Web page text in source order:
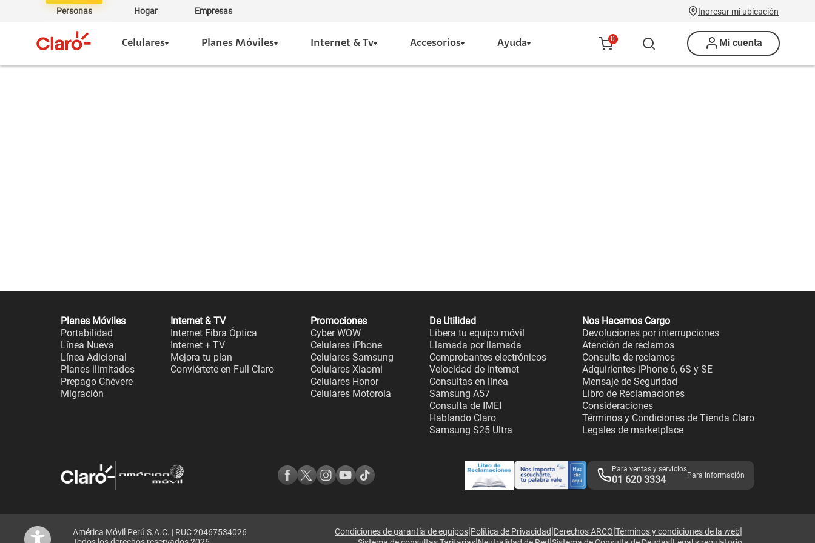
Personas Hogar Empresas Ingresar mi ubicación
Celulares Planes Móviles Internet & Tv Accesorios Ayuda 0 Mi cuenta
Planes Móviles
Portabilidad
Línea Nueva
Línea Adicional
Planes ilimitados
Prepago Chévere
Migración
Internet & TV
Internet Fibra Óptica
Internet + TV
Mejora tu plan
Conviértete en Full Claro
Promociones
Cyber WOW
Celulares iPhone
Celulares Samsung
Celulares Xiaomi
Celulares Honor
Celulares Motorola
De Utilidad
Libera tu equipo móvil
Llamada por llamada
Comprobantes electrónicos
Velocidad de internet
Consultas en línea
Samsung A57
Consulta de IMEI
Hablando Claro
Samsung S25 Ultra
Nos Hacemos Cargo
Devoluciones por interrupciones
Atención de reclamos
Consulta de reclamos
Adquirientes iPhone 6, 6S y SE
Mensaje de Seguridad
Libro de Reclamaciones
Consideraciones
Términos y Condiciones de Tienda Claro
Legales de marketplace
Para ventas y servicios
01 620 3334 Para información
América Móvil Perú S.A.C. | RUC 20467534026
Condiciones de garantía de equipos|Política de Privacidad|Derechos ARCO|Términos y condiciones de la web|